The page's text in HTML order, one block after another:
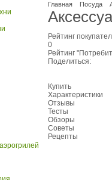
Главная Посуда
Рейтинг
0
Рейтинг
Поделиться:
Купить
Характеристики
Отзывы
Тесты
Обзоры
Советы
Рецепты